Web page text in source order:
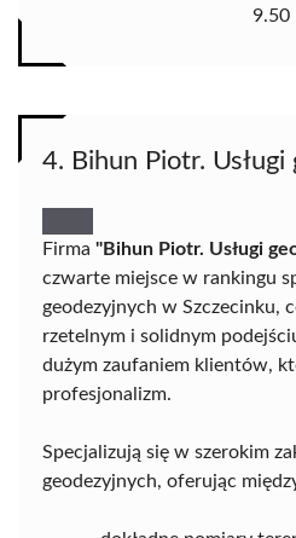
9.50
4. Bihun Piotr. Usługi
Firma "Bihun Piotr. Usługi
czwarte miejsce w rankingu
geodezyjnych w Szczecinku,
rzetelnym i solidnym
dużym zaufaniem klientów,
profesjonalizm.
Specjalizują się w szerokim
geodezyjnych, oferując